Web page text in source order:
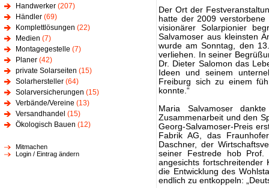
Handwerker (207)
Händler (69)
Komplettlösungen (22)
Medien (7)
Montagegestelle (7)
Planer (42)
private Solarseiten (15)
Solarhersteller (64)
Solarversicherungen (15)
Verbände/Vereine (13)
Versandhandel (15)
Ökologisch Bauen (12)
Mitmachen
Login / Eintrag ändern
Der Ort der
hatte der 2009
visionärer Solarpionier
Salvamoser aus kleinsten
wurde am Sonntag, den
verliehen. In seiner
Dr. Dieter Salomon das
Ideen und seinem
Freiburg sich zu einem
konnte.“
Maria Salvamoser
Zusammenarbeit und den
Georg-Salvamoser-Preis
Fabrik AG, das
Daschner, der
seiner Festrede hob
angesichts fortschreitender
die Entwicklung des
endlich zu entkoppeln: